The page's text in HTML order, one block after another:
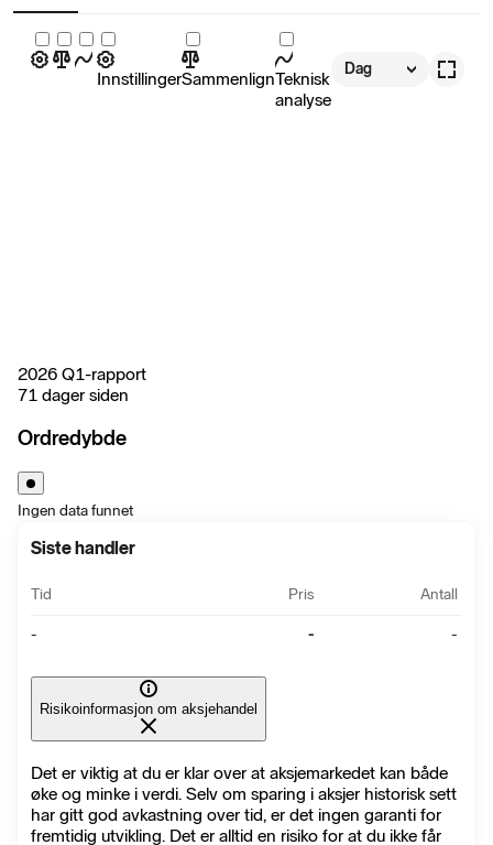
InnstillingerSammenlignTeknisk
analyse
Dag
2026 Q1-rapport
71 dager siden
Ordredybde
Ingen data funnet
Siste handler
Tid Pris Antall
- - -
Risikoinformasjon om aksjehandel
Det er viktig at du er klar over at aksjemarkedet kan både
øke og minke i verdi. Selv om sparing i aksjer historisk sett
har gitt god avkastning over tid, er det ingen garanti for
fremtidig utvikling. Det er alltid en risiko for at du ikke får